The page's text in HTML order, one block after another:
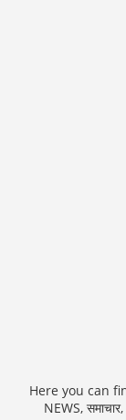
Here you can
NEWS,